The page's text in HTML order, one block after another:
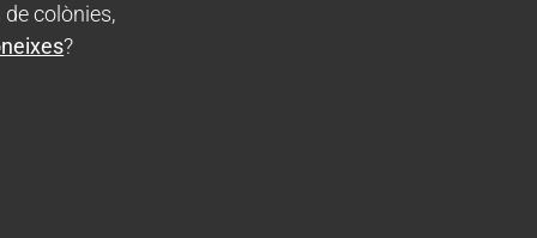
de colònies,
?